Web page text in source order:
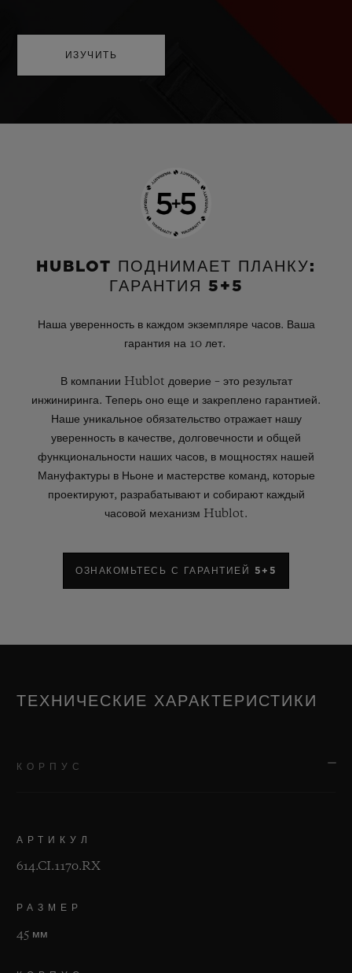
ИЗУЧИТЬ
HUBLOT ПОДНИМАЕТ ПЛАНКУ:
ГАРАНТИЯ 5+5
Наша уверенность в каждом экземпляре часов. Ваша
гарантия на 10 лет.
В компании Hublot доверие – это результат
инжиниринга. Теперь оно еще и закреплено гарантией.
Наше уникальное обязательство отражает нашу
уверенность в качестве, долговечности и общей
функциональности наших часов, в мощностях нашей
Мануфактуры в Ньоне и мастерстве команд, которые
проектируют, разрабатывают и собирают каждый
часовой механизм Hublot.
ОЗНАКОМЬТЕСЬ С ГАРАНТИЕЙ 5+5
ТЕХНИЧЕСКИЕ ХАРАКТЕРИСТИКИ
КОРПУС
АРТИКУЛ
614.CI.1170.RX
РАЗМЕР
45 мм